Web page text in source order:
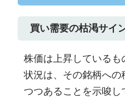
買い需要の枯渇サイ
株価は上昇しているも
状況は、その銘柄への
つつあることを示唆し